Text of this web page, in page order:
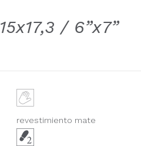
15x17,3 / 6”x7”
revestimiento mate